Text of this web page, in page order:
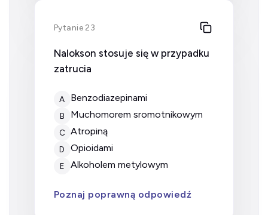
Pytanie 23
Nalokson stosuje się w przypadku
zatrucia
A benzodiazepinami
B muchomorem sromotnikowym
C atropiną
D opioidami
E alkoholem metylowym
Poznaj poprawną odpowiedź